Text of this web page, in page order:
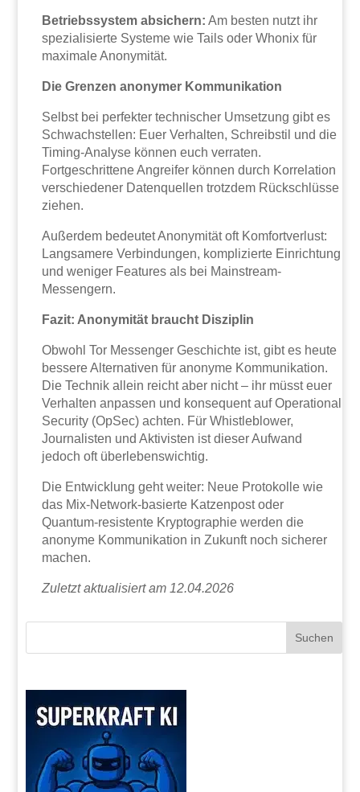
Betriebssystem absichern: Am besten nutzt ihr
spezialisierte Systeme wie Tails oder Whonix für
maximale Anonymität.
Die Grenzen anonymer Kommunikation
Selbst bei perfekter technischer Umsetzung gibt es
Schwachstellen: Euer Verhalten, Schreibstil und die
Timing-Analyse können euch verraten.
Fortgeschrittene Angreifer können durch Korrelation
verschiedener Datenquellen trotzdem Rückschlüsse
ziehen.
Außerdem bedeutet Anonymität oft Komfortverlust:
Langsamere Verbindungen, komplizierte Einrichtung
und weniger Features als bei Mainstream-
Messengern.
Fazit: Anonymität braucht Disziplin
Obwohl Tor Messenger Geschichte ist, gibt es heute
bessere Alternativen für anonyme Kommunikation.
Die Technik allein reicht aber nicht – ihr müsst euer
Verhalten anpassen und konsequent auf Operational
Security (OpSec) achten. Für Whistleblower,
Journalisten und Aktivisten ist dieser Aufwand
jedoch oft überlebenswichtig.
Die Entwicklung geht weiter: Neue Protokolle wie
das Mix-Network-basierte Katzenpost oder
Quantum-resistente Kryptographie werden die
anonyme Kommunikation in Zukunft noch sicherer
machen.
Zuletzt aktualisiert am 12.04.2026